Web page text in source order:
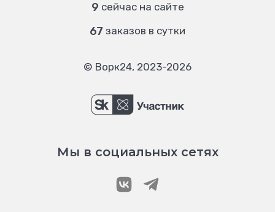
9 сейчас на сайте
67 заказов в сутки
© Ворк24, 2023-2026
Мы в социальных сетях